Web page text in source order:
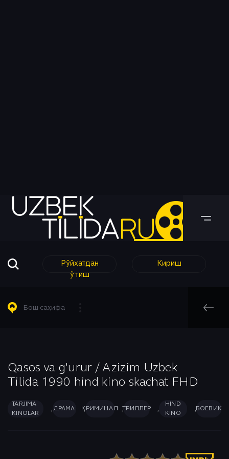
Ҳинд Кинолар
Аниме
Боевик
Мультфильм
Приключения
Семейный
Рўйхатдан
ўтиш
Кириш
Бош саҳифа
Hind Kino
Qasos va g'urur / Azizim Uzbek
Tilida 1990 hind kino skachat FHD
TARJIMA
KINOLAR
, ДРАМА ,
КРИМИНАЛ ,ТРИЛЛЕР ,
HIND
KINO
,БОЕВИК